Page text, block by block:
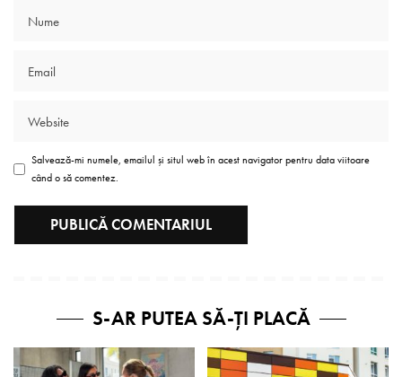
Salvează-mi numele, emailul și situl web în acest navigator pentru data viitoare
când o să comentez.
S-AR PUTEA SĂ-ȚI PLACĂ